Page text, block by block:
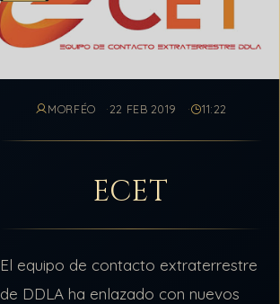
MORFÉO 22 FEB 2019 11:22
ECET
El equipo de contacto extraterrestre
de DDLA ha enlazado con nuevos